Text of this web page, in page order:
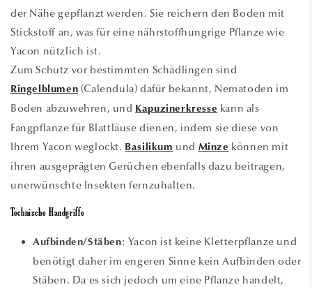
der Nähe gepflanzt werden. Sie reichern den Boden mit
Stickstoff an, was für eine nährstoffhungrige Pflanze wie
Yacon nützlich ist.
Zum Schutz vor bestimmten Schädlingen sind
Ringelblumen (Calendula) dafür bekannt, Nematoden im
Boden abzuwehren, und Kapuzinerkresse kann als
Fangpflanze für Blattläuse dienen, indem sie diese von
Ihrem Yacon weglockt. Basilikum und Minze können mit
ihren ausgeprägten Gerüchen ebenfalls dazu beitragen,
unerwünschte Insekten fernzuhalten.
Technische Handgriffe
Aufbinden/Stäben: Yacon ist keine Kletterpflanze und
benötigt daher im engeren Sinne kein Aufbinden oder
Stäben. Da es sich jedoch um eine Pflanze handelt,